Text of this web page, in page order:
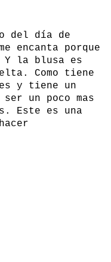
del día de
encanta porque
Y la blusa es
Como tiene
y tiene un
un poco mas
Este es una